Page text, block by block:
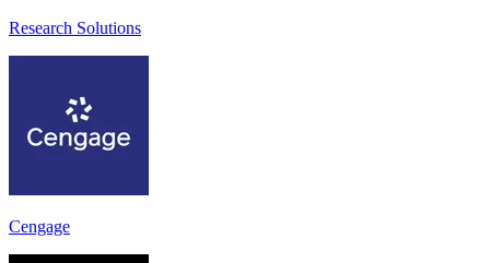
Research Solutions
Cengage